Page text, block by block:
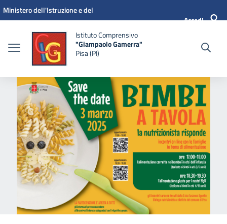
Vai ai contenuti
Vai al menu di navigazione
Vai al footer
Ministero dell'Istruzione e del
Accedi
Istituto Comprensivo
"Giampaolo Gamerra"
Pisa (PI)